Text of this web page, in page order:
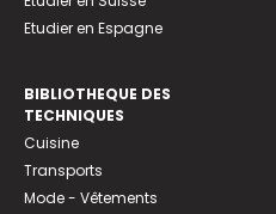
Etudier en Espagne
BIBLIOTHEQUE DES
TECHNIQUES
Cuisine
Transports
Mode - Vêtements